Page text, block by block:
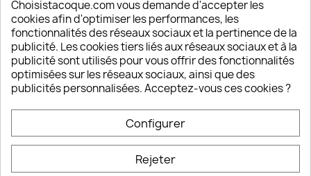
sont satisfaits de nos produits
Un SAV à votre écoute
Notre SAV est disponible 6/7J de 10h à 18H
Choisistacoque.com vous demande d'accepter les
cookies afin d'optimiser les performances, les
fonctionnalités des réseaux sociaux et la pertinence de la
publicité. Les cookies tiers liés aux réseaux sociaux et à la
publicité sont utilisés pour vous offrir des fonctionnalités
optimisées sur les réseaux sociaux, ainsi que des
publicités personnalisées. Acceptez-vous ces cookies ?
Configurer
Rejeter